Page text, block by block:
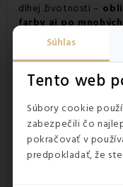
Súhlas
Tento web
Súbory cookie
zabezpečili čo
pokračovať v
predpokladať, že
dlhej životnosti –
farby aj po
skvelou voľbou pre
eleganciu a kvalitné
na darček pre
vaša spálňa bude